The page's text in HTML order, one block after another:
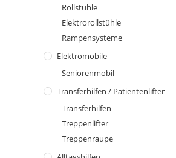
Rollstühle
Elektrorollstühle
Rampensysteme
Elektromobile
Seniorenmobil
Transferhilfen / Patientenlifter
Transferhilfen
Treppenlifter
Treppenraupe